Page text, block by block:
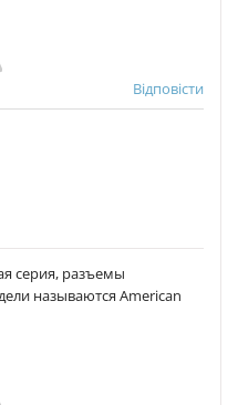
Відповісти
серия, разъемы
называются American